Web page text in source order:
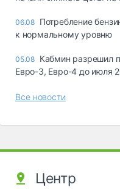
06.08 Потребление
к нормальному уровню
05.08 Кабмин разрешил
Евро-3, Евро-4 до июля
Все новости
Центр